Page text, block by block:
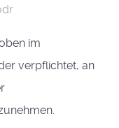
im
verpflichtet, an